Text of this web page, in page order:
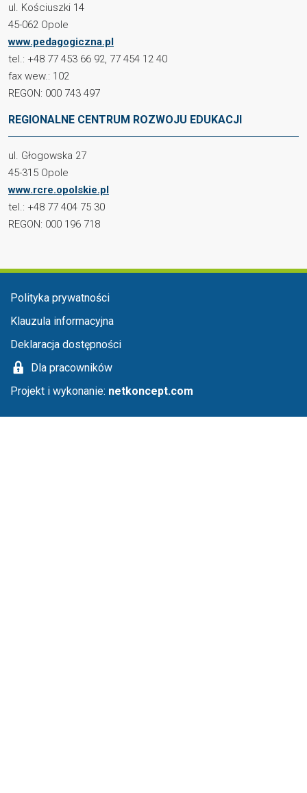
ul. Kościuszki 14
45-062 Opole
www.pedagogiczna.pl
tel.: +48 77 453 66 92, 77 454 12 40
fax wew.: 102
REGON: 000 743 497
REGIONALNE CENTRUM ROZWOJU EDUKACJI
ul. Głogowska 27
45-315 Opole
www.rcre.opolskie.pl
tel.: +48 77 404 75 30
REGON: 000 196 718
Menu stopka
Polityka prywatności
Klauzula informacyjna
Deklaracja dostępności
Dla pracowników
Projekt i wykonanie: netkoncept.com